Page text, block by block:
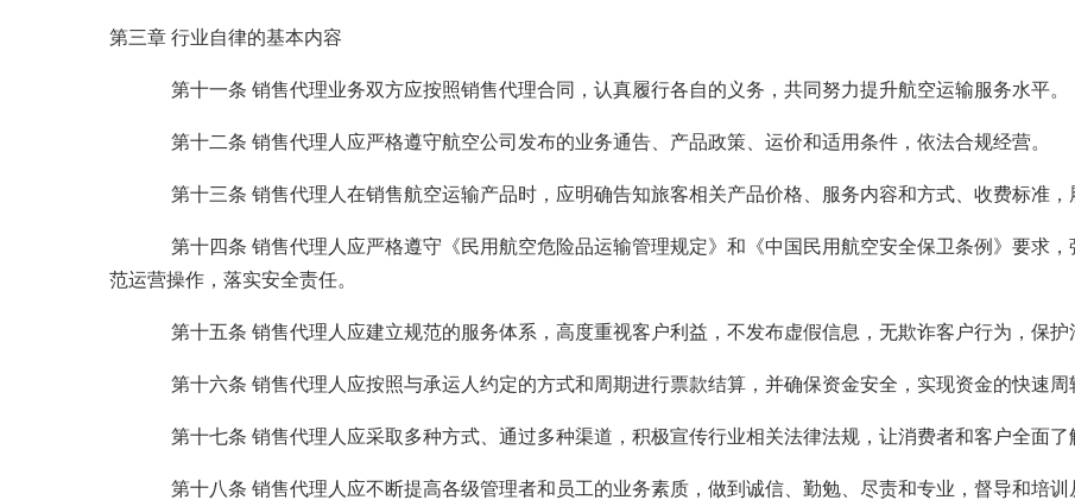
第三章 行业自律的基本内容
第十一条 销售代理业务双方应按照销售代理合同，认真履行各自的义务，共同努力提升航空运输服务水平。
第十二条 销售代理人应严格遵守航空公司发布的业务通告、产品政策、运价和适用条件，依法合规经营。
第十三条 销售代理人在销售航空运输产品时，应明确告知旅客相关产品价格、服务内容和方式、收费标准，
第十四条 销售代理人应严格遵守《民用航空危险品运输管理规定》和《中国民用航空安全保卫条例》要求，
范运营操作，落实安全责任。
第十五条 销售代理人应建立规范的服务体系，高度重视客户利益，不发布虚假信息，无欺诈客户行为，保护
第十六条 销售代理人应按照与承运人约定的方式和周期进行票款结算，并确保资金安全，实现资金的快速周
第十七条 销售代理人应采取多种方式、通过多种渠道，积极宣传行业相关法律法规，让消费者和客户全面了
第十八条 销售代理人应不断提高各级管理者和员工的业务素质，做到诚信、勤勉、尽责和专业，督导和培训